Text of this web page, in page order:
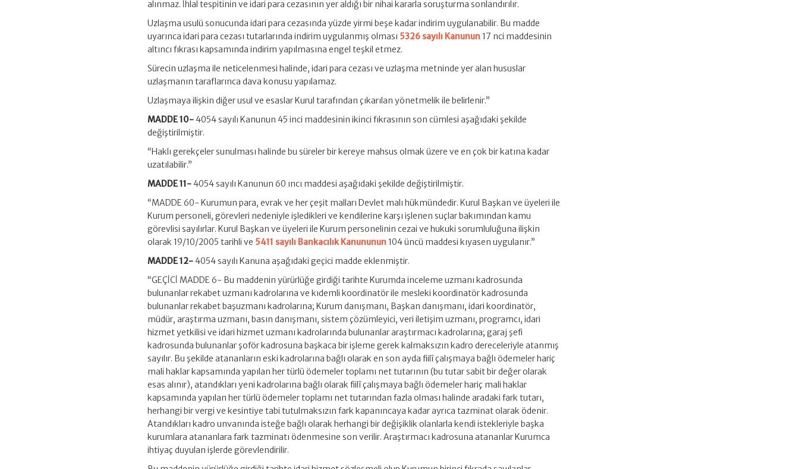
alınmaz. İhlal tespitinin ve idari para cezasının yer aldığı bir nihai kararla soruşturma sonlandırılır.
Uzlaşma usulü sonucunda idari para cezasında yüzde yirmi beşe kadar indirim uygulanabilir. Bu madde
uyarınca idari para cezası tutarlarında indirim uygulanmış olması 5326 sayılı Kanunun 17 nci maddesinin
altıncı fıkrası kapsamında indirim yapılmasına engel teşkil etmez.
Sürecin uzlaşma ile neticelenmesi halinde, idari para cezası ve uzlaşma metninde yer alan hususlar
uzlaşmanın taraflarınca dava konusu yapılamaz.
Uzlaşmaya ilişkin diğer usul ve esaslar Kurul tarafından çıkarılan yönetmelik ile belirlenir.”
MADDE 10- 4054 sayılı Kanunun 45 inci maddesinin ikinci fıkrasının son cümlesi aşağıdaki şekilde
değiştirilmiştir.
“Haklı gerekçeler sunulması halinde bu süreler bir kereye mahsus olmak üzere ve en çok bir katına kadar
uzatılabilir.”
MADDE 11- 4054 sayılı Kanunun 60 ıncı maddesi aşağıdaki şekilde değiştirilmiştir.
“MADDE 60- Kurumun para, evrak ve her çeşit malları Devlet malı hükmündedir. Kurul Başkan ve üyeleri ile
Kurum personeli, görevleri nedeniyle işledikleri ve kendilerine karşı işlenen suçlar bakımından kamu
görevlisi sayılırlar. Kurul Başkan ve üyeleri ile Kurum personelinin cezai ve hukuki sorumluluğuna ilişkin
olarak 19/10/2005 tarihli ve 5411 sayılı Bankacılık Kanununun 104 üncü maddesi kıyasen uygulanır.”
MADDE 12- 4054 sayılı Kanuna aşağıdaki geçici madde eklenmiştir.
“GEÇİCİ MADDE 6- Bu maddenin yürürlüğe girdiği tarihte Kurumda inceleme uzmanı kadrosunda
bulunanlar rekabet uzmanı kadrolarına ve kıdemli koordinatör ile mesleki koordinatör kadrosunda
bulunanlar rekabet başuzmanı kadrolarına; Kurum danışmanı, Başkan danışmanı, idari koordinatör,
müdür, araştırma uzmanı, basın danışmanı, sistem çözümleyici, veri iletişim uzmanı, programcı, idari
hizmet yetkilisi ve idari hizmet uzmanı kadrolarında bulunanlar araştırmacı kadrolarına; garaj şefi
kadrosunda bulunanlar şoför kadrosuna başkaca bir işleme gerek kalmaksızın kadro dereceleriyle atanmış
sayılır. Bu şekilde atananların eski kadrolarına bağlı olarak en son ayda fiilî çalışmaya bağlı ödemeler hariç
mali haklar kapsamında yapılan her türlü ödemeler toplamı net tutarının (bu tutar sabit bir değer olarak
esas alınır), atandıkları yeni kadrolarına bağlı olarak fiilî çalışmaya bağlı ödemeler hariç mali haklar
kapsamında yapılan her türlü ödemeler toplamı net tutarından fazla olması halinde aradaki fark tutarı,
herhangi bir vergi ve kesintiye tabi tutulmaksızın fark kapanıncaya kadar ayrıca tazminat olarak ödenir.
Atandıkları kadro unvanında isteğe bağlı olarak herhangi bir değişiklik olanlarla kendi istekleriyle başka
kurumlara atananlara fark tazminatı ödenmesine son verilir. Araştırmacı kadrosuna atananlar Kurumca
ihtiyaç duyulan işlerde görevlendirilir.